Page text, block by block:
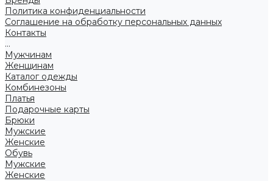
Политика конфиденциальности
Соглашение на обработку персональных данных
Контакты
...
Мужчинам
Женщинам
Каталог одежды
Комбинезоны
Платья
Подарочные карты
Брюки
Мужские
Женские
Обувь
Мужские
Женские